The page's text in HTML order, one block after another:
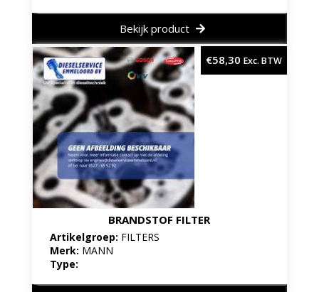
Bekijk product
BRANDSTOF FILTER
Artikelgroep: FILTERS
Merk: MANN
Type:
€58,30 Exc. BTW